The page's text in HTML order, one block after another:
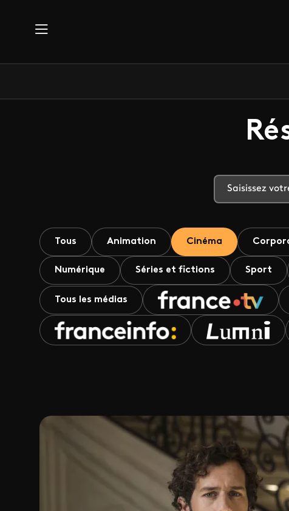
Tous Animation Cinéma
Numérique Séries et fictions Sport
Tous les médias